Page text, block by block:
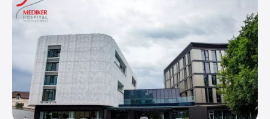
КАБИНЕТ ЗАБОРА
ПН-ПТ
08:00-18:30
СБ09:00-13:00
ВС09:00-13:00
Забор крови в
воскресенье не
производится.